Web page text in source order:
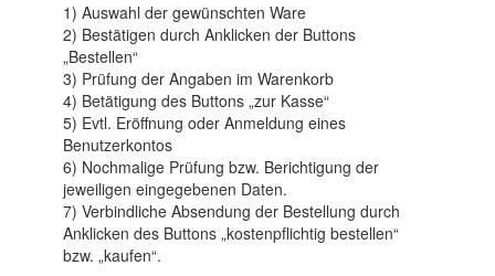
1) Auswahl der gewünschten Ware
2) Bestätigen durch Anklicken der Buttons
„Bestellen“
3) Prüfung der Angaben im Warenkorb
4) Betätigung des Buttons „zur Kasse“
5) Evtl. Eröffnung oder Anmeldung eines
Benutzerkontos
6) Nochmalige Prüfung bzw. Berichtigung der
jeweiligen eingegebenen Daten.
7) Verbindliche Absendung der Bestellung durch
Anklicken des Buttons „kostenpflichtig bestellen“
bzw. „kaufen“.